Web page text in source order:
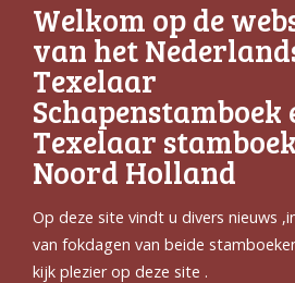
Welkom op de
van het
Texelaar
Schapenstamboek
Texelaar
Noord Holland
Op deze site vindt u divers nieuws
van fokdagen van beide
kijk plezier op deze site .